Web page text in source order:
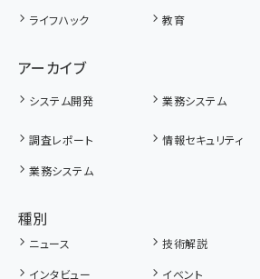
ライフハック
教育
アーカイブ
システム開発 業務システム
調査レポート
情報セキュリティ
業務システム
種別
ニュース 技術解説
インタビュー
イベント